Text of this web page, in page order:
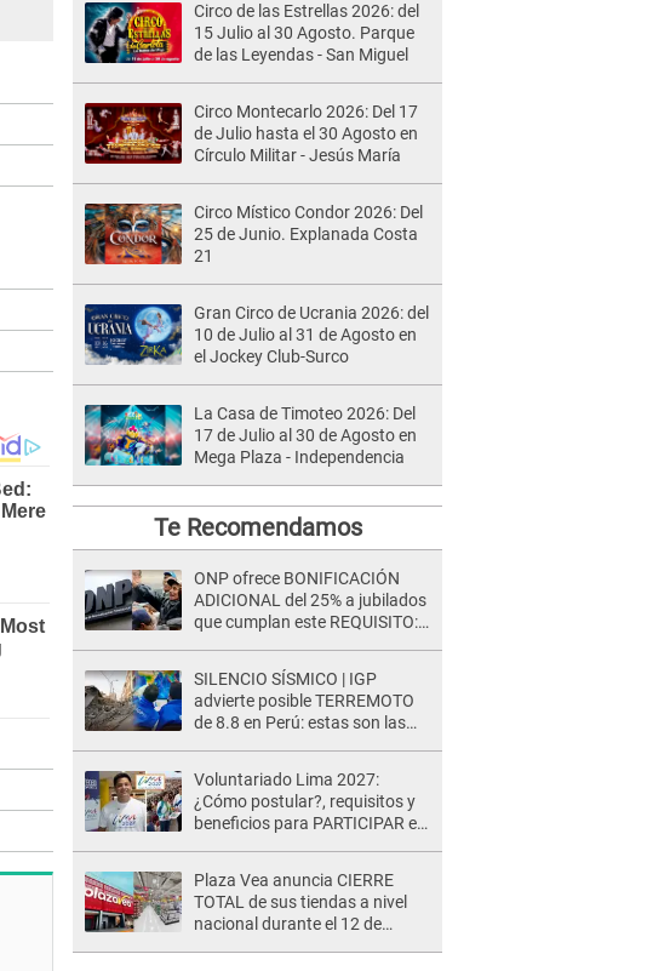
Circo de las Estrellas 2026: del
15 Julio al 30 Agosto. Parque
de las Leyendas - San Miguel
Circo Montecarlo 2026: Del 17
de Julio hasta el 30 Agosto en
Círculo Militar - Jesús María
Circo Místico Condor 2026: Del
25 de Junio. Explanada Costa
21
Gran Circo de Ucrania 2026: del
10 de Julio al 31 de Agosto en
el Jockey Club-Surco
La Casa de Timoteo 2026: Del
17 de Julio al 30 de Agosto en
Mega Plaza - Independencia
Te Recomendamos
ONP ofrece BONIFICACIÓN
ADICIONAL del 25% a jubilados
que cumplan este REQUISITO:
SILENCIO SÍSMICO | IGP
advierte posible TERREMOTO
de 8.8 en Perú: estas son las
Voluntariado Lima 2027:
¿Cómo postular?, requisitos y
beneficios para PARTICIPAR en
Plaza Vea anuncia CIERRE
TOTAL de sus tiendas a nivel
nacional durante el 12 de